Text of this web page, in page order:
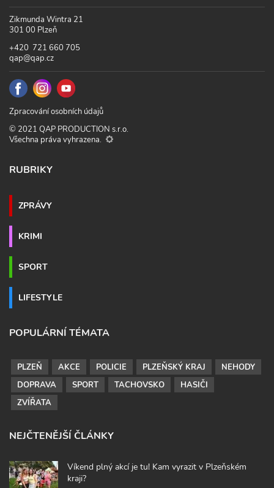
Zikmunda Wintra 21
301 00 Plzeň
+420 721 660 705
qap@qap.cz
Zpracování osobních údajů
© 2021 QAP PRODUCTION s.r.o.
Všechna práva vyhrazena.
RUBRIKY
ZPRÁVY
KRIMI
SPORT
LIFESTYLE
POPULÁRNÍ TÉMATA
PLZEŇ AKCE POLICIE PLZEŇSKÝ KRAJ
NEHODY
DOPRAVA
SPORT TACHOVSKO
HASIČI
ZVÍŘATA
NEJČTENĚJŠÍ ČLÁNKY
Víkend plný akcí je tu! Kam vyrazit v Plzeňském
kraji?